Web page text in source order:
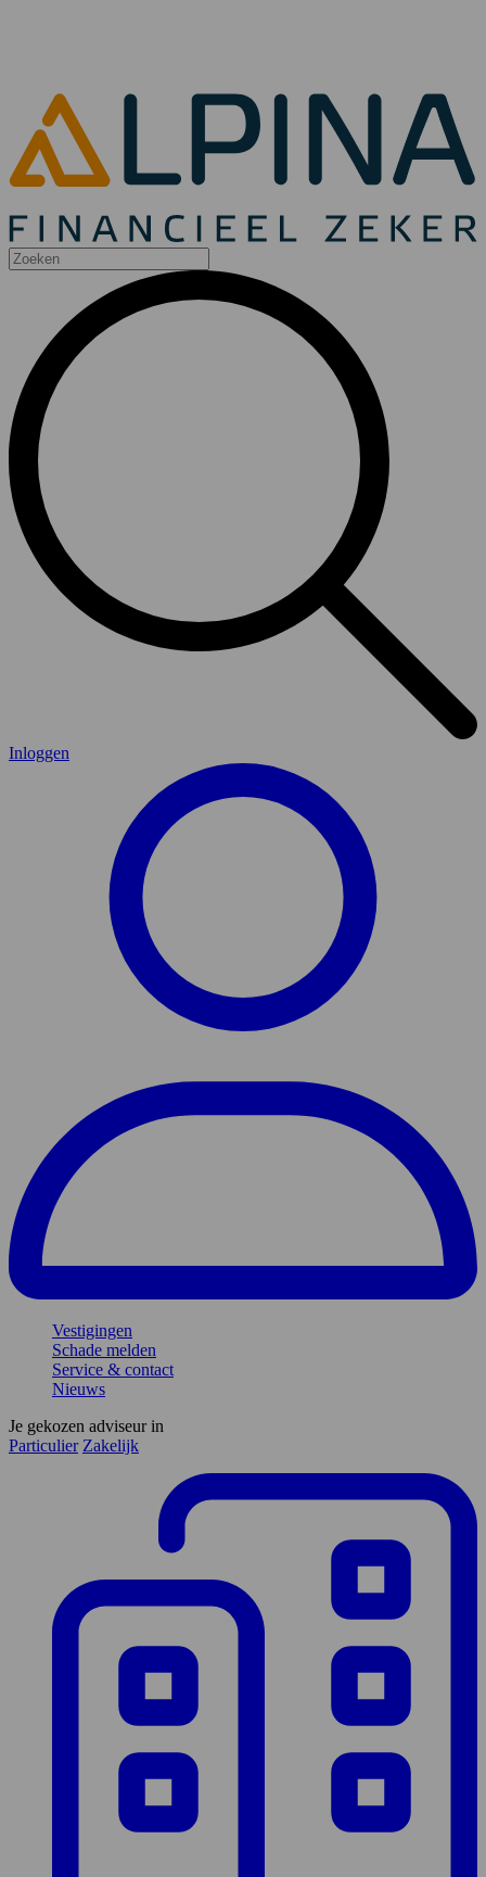
Inloggen
Vestigingen
Schade melden
Service & contact
Nieuws
Je gekozen adviseur in
Particulier Zakelijk